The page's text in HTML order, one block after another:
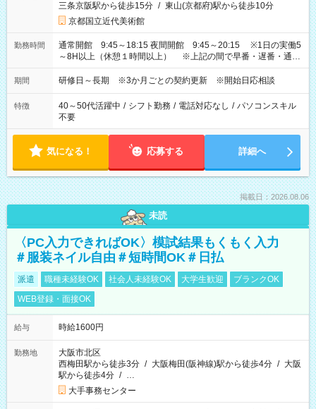
三条京阪駅から徒歩15分 / 東山(京都府)駅から徒歩10分
京都国立近代美術館
勤務時間
通常開館 9:45～18:15 夜間開館 9:45～20:15 ※1日の実働5
～8H以上（休憩１時間以上） ※上記の間で早番・遅番・通番
のローテーション勤務
期間 研修日～長期 ※3か月ごとの契約更新 ※開始日応相談
特徴 40～50代活躍中 / シフト勤務 / 電話対応なし / パソコンスキル
不要
気になる！ 応募する 詳細へ
掲載日：2026.08.06
未読
〈PC入力できればOK〉模試結果もくもく入力
＃服装ネイル自由＃短時間OK＃日払
派遣 職種未経験OK 社会人未経験OK 大学生歓迎
ブランクOK
WEB登録・面接OK
給与 時給1600円
勤務地
大阪市北区
西梅田駅から徒歩3分 / 大阪梅田(阪神線)駅から徒歩4分 / 大阪
駅から徒歩4分 / …
大手事務センター